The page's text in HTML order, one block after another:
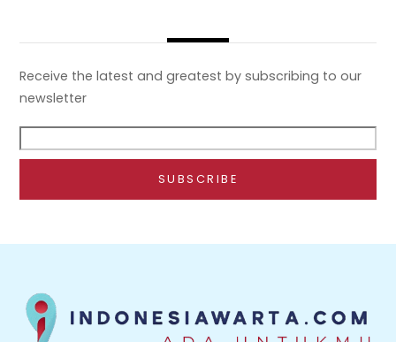
Receive the latest and greatest by subscribing to our
newsletter